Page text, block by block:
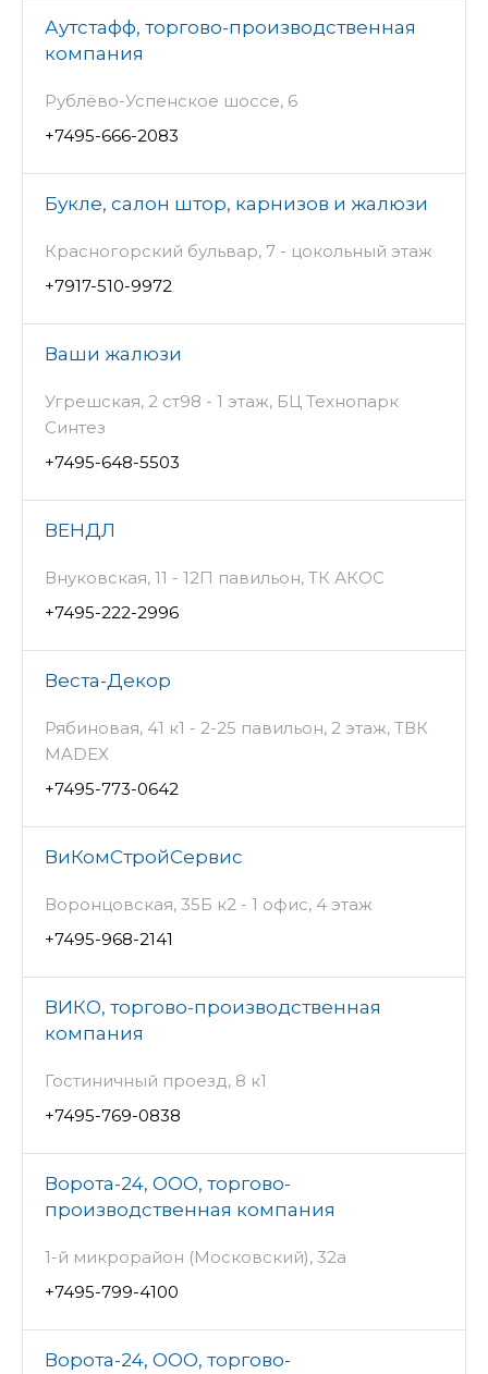
Аутстафф, торгово-производственная
компания
Рублёво-Успенское шоссе, 6
+7495-666-2083
Букле, салон штор, карнизов и жалюзи
Красногорский бульвар, 7 - цокольный этаж
+7917-510-9972
Ваши жалюзи
Угрешская, 2 ст98 - 1 этаж, БЦ Технопарк
Синтез
+7495-648-5503
ВЕНДЛ
Внуковская, 11 - 12П павильон, ТК АКОС
+7495-222-2996
Веста-Декор
Рябиновая, 41 к1 - 2-25 павильон, 2 этаж, ТВК
MADEX
+7495-773-0642
ВиКомСтройСервис
Воронцовская, 35Б к2 - 1 офис, 4 этаж
+7495-968-2141
ВИКО, торгово-производственная
компания
Гостиничный проезд, 8 к1
+7495-769-0838
Ворота-24, ООО, торгово-
производственная компания
1-й микрорайон (Московский), 32а
+7495-799-4100
Ворота-24, ООО, торгово-